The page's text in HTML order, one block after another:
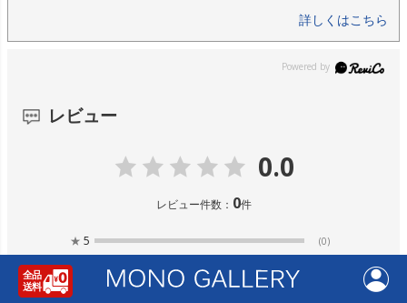
詳しくはこちら
レビュー
0.0
レビュー件数： 0件
★ 5 (0)
★